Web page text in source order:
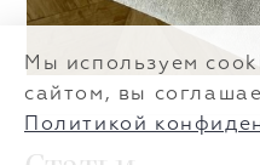
Мы используем
сайтом, вы
Политикой